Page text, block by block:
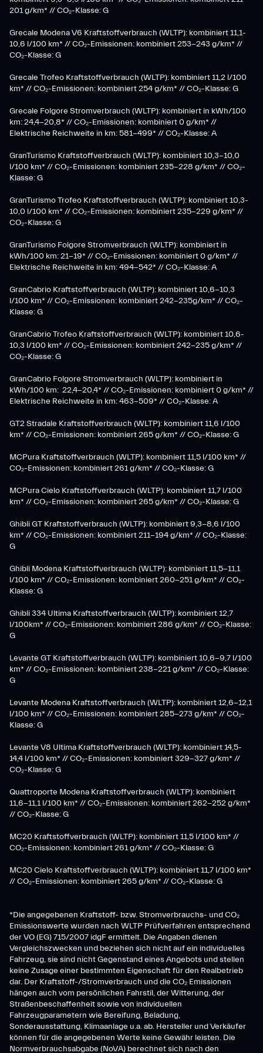
201 g/km* // CO₂-Klasse: G
Grecale Modena V6 Kraftstoffverbrauch (WLTP): kombiniert 11,1-
10,6 l/100 km* // CO₂-Emissionen: kombiniert 253-243 g/km* //
CO₂-Klasse: G
Grecale Trofeo Kraftstoffverbrauch (WLTP): kombiniert 11,2 l/100
km* // CO₂-Emissionen: kombiniert 254 g/km* // CO₂-Klasse: G
Grecale Folgore Stromverbrauch (WLTP): kombiniert in kWh/100
km: 24,4-20,8* // CO₂-Emissionen: kombiniert 0 g/km* //
Elektrische Reichweite in km: 581-499* // CO₂-Klasse: A
GranTurismo Kraftstoffverbrauch (WLTP): kombiniert 10,3-10,0
l/100 km* // CO₂-Emissionen: kombiniert 235-228 g/km* // CO₂-
Klasse: G
GranTurismo Trofeo Kraftstoffverbrauch (WLTP): kombiniert 10,3-
10,0 l/100 km* // CO₂-Emissionen: kombiniert 235-229 g/km* //
CO₂-Klasse: G
GranTurismo Folgore Stromverbrauch (WLTP): kombiniert in
kWh/100 km: 21-19* // CO₂-Emissionen: kombiniert 0 g/km* //
Elektrische Reichweite in km: 494-542* // CO₂-Klasse: A
GranCabrio Kraftstoffverbrauch (WLTP): kombiniert 10,6-10,3
l/100 km* // CO₂-Emissionen: kombiniert 242-235g/km* // CO₂-
Klasse: G
GranCabrio Trofeo Kraftstoffverbrauch (WLTP): kombiniert 10,6-
10,3 l/100 km* // CO₂-Emissionen: kombiniert 242-235 g/km* //
CO₂-Klasse: G
GranCabrio Folgore Stromverbrauch (WLTP): kombiniert in
kWh/100 km: 22,4-20,4* // CO₂-Emissionen: kombiniert 0 g/km* //
Elektrische Reichweite in km: 463-509* // CO₂-Klasse: A
GT2 Stradale Kraftstoffverbrauch (WLTP): kombiniert 11,6 l/100
km* // CO₂-Emissionen: kombiniert 265 g/km* // CO₂-Klasse: G
MCPura Kraftstoffverbrauch (WLTP): kombiniert 11,5 l/100 km* //
CO₂-Emissionen: kombiniert 261 g/km* // CO₂-Klasse: G
MCPura Cielo Kraftstoffverbrauch (WLTP): kombiniert 11,7 l/100
km* // CO₂-Emissionen: kombiniert 265 g/km* // CO₂-Klasse: G
Ghibli GT Kraftstoffverbrauch (WLTP): kombiniert 9,3-8,6 l/100
km* // CO₂-Emissionen: kombiniert 211-194 g/km* // CO₂-Klasse:
G
Ghibli Modena Kraftstoffverbrauch (WLTP): kombiniert 11,5-11,1
l/100 km* // CO₂-Emissionen: kombiniert 260-251 g/km*​ // CO₂-
Klasse: G​
Ghibli 334 Ultima Kraftstoffverbrauch (WLTP): kombiniert 12,7
l/100km* // CO₂-Emissionen: kombiniert 286 g/km* // CO₂-Klasse:
G
Levante GT Kraftstoffverbrauch (WLTP): kombiniert 10,6-9,7 l/100
km* // CO₂-Emissionen: kombiniert 238-221 g/km* ​// CO₂-Klasse:
G​
Levante Modena Kraftstoffverbrauch (WLTP): kombiniert 12,6-12,1
l/100 km* // CO₂-Emissionen: kombiniert 285-273 g/km*​ // CO₂-
Klasse: G
​Levante V8 Ultima Kraftstoffverbrauch (WLTP): kombiniert 14,5-
14,4 l/100 km* // CO₂-Emissionen: kombiniert 329-327 g/km* //
CO₂-Klasse: G
Quattroporte Modena Kraftstoffverbrauch (WLTP): kombiniert
11,6-11,1 l/100 km* // CO₂-Emissionen: kombiniert 262-252 g/km*
// CO₂-Klasse: G
MC20 Kraftstoffverbrauch (WLTP): kombiniert 11,5 l/100 km* //
CO₂-Emissionen: kombiniert 261 g/km* // CO₂-Klasse: G
MC20 Cielo Kraftstoffverbrauch (WLTP): kombiniert 11,7 l/100 km*
// CO₂-Emissionen: kombiniert 265 g/km* // CO₂-Klasse: G
*Die angegebenen Kraftstoff- bzw. Stromverbrauchs- und CO₂
Emissionswerte wurden nach WLTP Prüfverfahren entsprechend
der VO (EG) 715/2007 idgF ermittelt. Die Angaben dienen
Vergleichszwecken und beziehen sich nicht auf ein individuelles
Fahrzeug, sie sind nicht Gegenstand eines Angebots und stellen
keine Zusage einer bestimmten Eigenschaft für den Realbetrieb
dar. Der Kraftstoff-/Stromverbrauch und die CO₂ Emissionen
hängen auch vom persönlichen Fahrstil, der Witterung, der
Straßenbeschaffenheit sowie von individuellen
Fahrzeugparametern wie Bereifung, Beladung,
Sonderausstattung, Klimaanlage u.a. ab. Hersteller und Verkäufer
können für die angegebenen Werte keine Gewähr leisten. Die
Normverbrauchsabgabe (NoVA) berechnet sich nach den